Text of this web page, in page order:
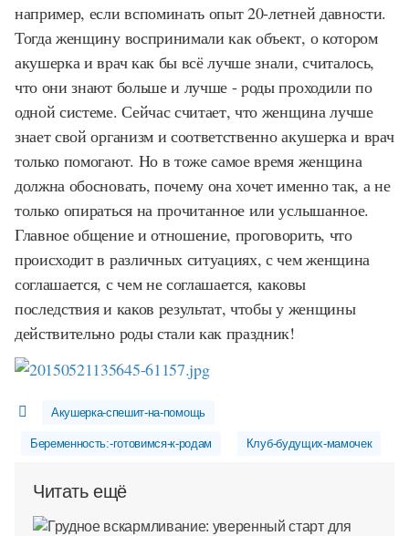
например, если вспоминать опыт 20-летней давности.
Тогда женщину воспринимали как объект, о котором
акушерка и врач как бы всё лучше знали, считалось,
что они знают больше и лучше - роды проходили по
одной системе. Сейчас считает, что женщина лучше
знает свой организм и соответственно акушерка и врач
только помогают. Но в тоже самое время женщина
должна обосновать, почему она хочет именно так, а не
только опираться на прочитанное или услышанное.
Главное общение и отношение, проговорить, что
происходит в различных ситуациях, с чем женщина
соглашается, с чем не соглашается, каковы
последствия и каков результат, чтобы у женщины
действительно роды стали как праздник!
Акушерка-спешит-на-помощь
Беременность:-готовимся-к-родам Клуб-будущих-мамочек
Читать ещё